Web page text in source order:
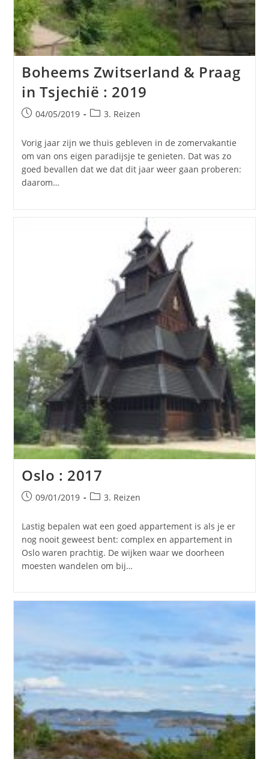
Boheems Zwitserland & Praag
in Tsjechië : 2019
Bericht
op:
04/05/2019 Berichtcategorie:
3. Reizen
Vorig jaar zijn we thuis gebleven in de zomervakantie
om van ons eigen paradijsje te genieten. Dat was zo
goed bevallen dat we dat dit jaar weer gaan proberen:
daarom…
Oslo : 2017
Bericht
op:
09/01/2019 Berichtcategorie:
3. Reizen
Lastig bepalen wat een goed appartement is als je er
nog nooit geweest bent: complex en appartement in
Oslo waren prachtig. De wijken waar we doorheen
moesten wandelen om bij…